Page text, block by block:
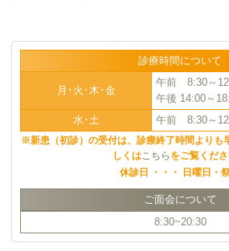
診療時間について
月･火･木･金
午前 8:30～
午後 14:00～
水･土
午前 8:30～
※新患（初診）の受付は、診療終了時間よりも
しくは こちら をご覧くださ
休診日 ・・・ 日曜日・
ご面会について
8:30~20:30